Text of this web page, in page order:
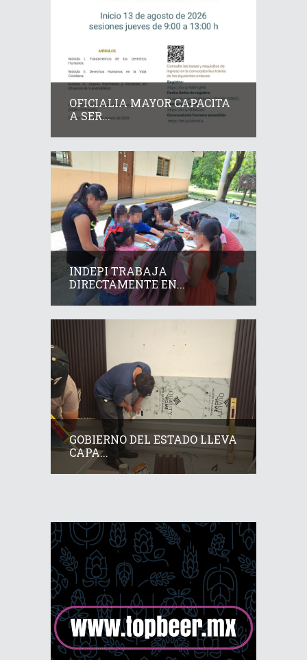
OFICIALIA MAYOR CAPACITA
A SER...
INDEPI TRABAJA
DIRECTAMENTE EN...
GOBIERNO DEL ESTADO LLEVA
CAPA...